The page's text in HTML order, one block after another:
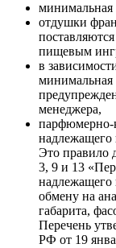
минимальная
отдушки
пищевым
в
минимальная
менеджера,
парфюмерно-
надлежащего
Это правило
3, 9 и 13
надлежащего
обмену на
габарита,
Перечень
РФ от 19